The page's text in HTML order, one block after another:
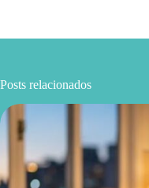
Posts relacionados